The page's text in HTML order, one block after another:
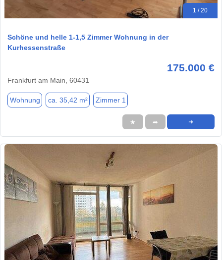
1 / 20
Schöne und helle 1-1,5 Zimmer Wohnung in der
Kurhessenstraße
175.000 €
Frankfurt am Main, 60431
Wohnung ca. 35,42 m² Zimmer 1
★ ➦ ➜